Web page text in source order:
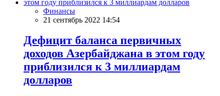
Финансы
21 сентябрь 2022 14:54
Дефицит баланса первичных
доходов Азербайджана в этом году
приблизился к 3 миллиардам
долларов